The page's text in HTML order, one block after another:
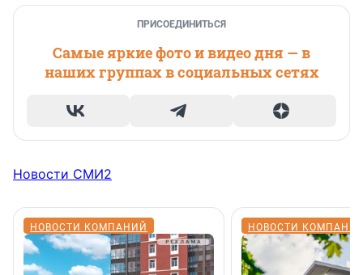
ПРИСОЕДИНИТЬСЯ
Самые яркие фото и видео дня — в
наших группах в социальных сетях
Новости СМИ2
НОВОСТИ КОМПАНИЙ НОВОСТИ